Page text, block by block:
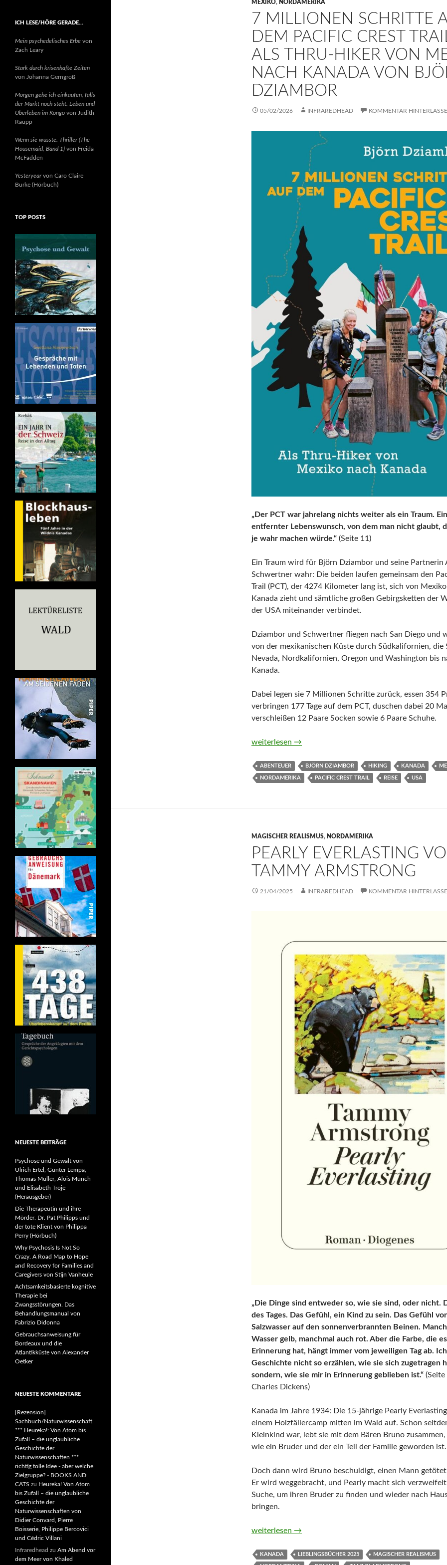
MEXIKO, NORDAMERIKA
7 MILLIONEN SCHRITTE
DEM PACIFIC CREST
ALS THRU-HIKER VON
NACH KANADA VON
DZIAMBOR
05/02/2026 INFRAREDHEAD KOMMENTAR
„Der PCT war jahrelang nichts weiter als ein Traum.
entfernter Lebenswunsch, von dem man nicht glaubt,
je wahr machen würde.“ (Seite 11)
Ein Traum wird für Björn Dziambor und seine Partnerin
Schwertner wahr: Die beiden laufen gemeinsam den
Trail (PCT), der 4274 Kilometer lang ist, sich von
Kanada zieht und sämtliche großen Gebirgsketten der
der USA miteinander verbindet.
Dziambor und Schwertner fliegen nach San Diego und
von der mexikanischen Küste durch Südkalifornien, die
Nevada, Nordkalifornien, Oregon und Washington bis
Kanada.
Dabei legen sie 7 Millionen Schritte zurück, essen 354
verbringen 177 Tage auf dem PCT, duschen dabei 20
verschleißen 12 Paare Socken sowie 6 Paare Schuhe.
7 Millionen Schritte auf dem Pacific Crest Trail. Als
weiterlesen →
ABENTEUER BJÖRN DZIAMBOR HIKING KANADA
NORDAMERIKA PACIFIC CREST TRAIL REISE USA
MAGISCHER REALISMUS, NORDAMERIKA
PEARLY EVERLASTING
TAMMY ARMSTRONG
21/04/2025 INFRAREDHEAD KOMMENTAR
„Die Dinge sind entweder so, wie sie sind, oder nicht.
des Tages. Das Gefühl, ein Kind zu sein. Das Gefühl
Salzwasser auf den sonnenverbrannten Beinen.
Wasser gelb, manchmal auch rot. Aber die Farbe, die
Erinnerung hat, hängt immer vom jeweiligen Tag ab.
Geschichte nicht so erzählen, wie sie sich zugetragen
sondern, wie sie mir in Erinnerung geblieben ist.“
Charles Dickens)
Kanada im Jahre 1934: Die 15-jährige Pearly
einem Holzfällercamp mitten im Wald auf. Schon
Kleinkind war, lebt sie mit dem Bären Bruno
wie ein Bruder und der ein Teil der Familie geworden ist.
Doch dann wird Bruno beschuldigt, einen Mann getötet
Er wird weggebracht, und Pearly macht sich
Suche, um ihren Bruder zu finden und wieder nach
bringen.
Pearly Everlasting von Tammy Armstrong
weiterlesen →
KANADA LIEBLINGSBÜCHER 2025 MAGISCHER REALISMUS
ICH LESE/HÖRE GERADE…
Mein psychedelisches Erbe von
Zach Leary
Stark durch krisenhafte Zeiten
von Johanna Gerngroß
Morgen gehe ich einkaufen, falls
der Markt noch steht. Leben und
Überleben im Kongo von Judith
Raupp
Wenn sie wüsste. Thriller (The
Housemaid, Band 1) von Freida
McFadden
Yesteryearvon Caro Claire
Burke (Hörbuch)
TOP POSTS
NEUESTE BEITRÄGE
Psychose und Gewalt von
Ulrich Ertel, Günter Lempa,
Thomas Müller, Alois Münch
und Elisabeth Troje
(Herausgeber)
Die Therapeutin und ihre
Mörder. Dr. Pat Philipps und
der tote Klient von Philippa
Perry (Hörbuch)
Why Psychosis Is Not So
Crazy. A Road Map to Hope
and Recovery for Families and
Caregivers von Stijn Vanheule
Achtsamkeitsbasierte kognitive
Therapie bei
Zwangsstörungen. Das
Behandlungsmanual von
Fabrizio Didonna
Gebrauchsanweisung für
Bordeaux und die
Atlantikküste von Alexander
Oetker
NEUESTE KOMMENTARE
[Rezension]
Sachbuch/Naturwissenschaft
*** Heureka!: Von Atom bis
Zufall – die unglaubliche
Geschichte der
Naturwissenschaften ***
richtig tolle Idee - aber welche
Zielgruppe? - BOOKS AND
CATS zu Heureka! Von Atom
bis Zufall – die unglaubliche
Geschichte der
Naturwissenschaften von
Didier Convard, Pierre
Boisserie, Philippe Bercovici
und Cédric Villani
Infraredhead zu Am Abend vor
dem Meer von Khaled